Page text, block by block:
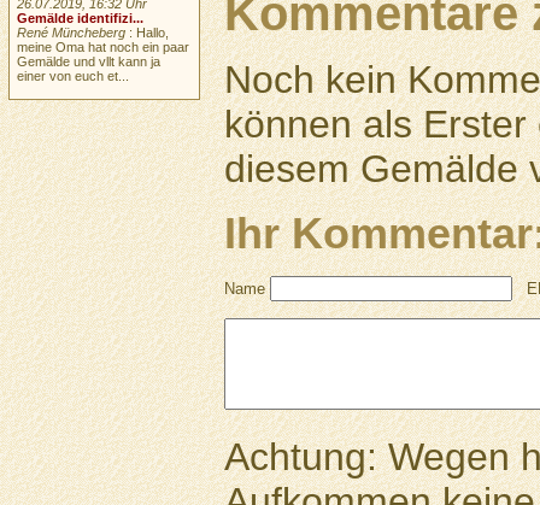
Kommentare
Noch kein
können als
diesem Gemälde
Ihr
Name
Achtung: Wegen
26.07.2019, 16:32 Uhr
Gemälde identifizi...
René Müncheberg : Hallo,
meine Oma hat noch ein paar
Gemälde und vllt kann ja
einer von euch et...